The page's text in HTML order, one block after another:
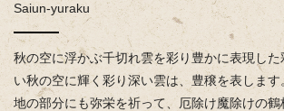
Saiun-yuraku
秋の空に浮かぶ千切れ雲を彩り豊かに表現し
い秋の空に輝く彩り深い雲は、豊穣を表しま
地の部分にも弥栄を祈って、厄除け魔除けの